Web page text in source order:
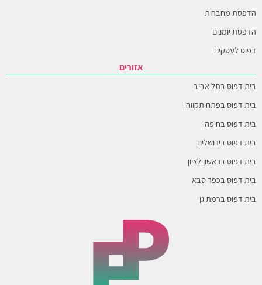
הדפסת מחברות
הדפסת יומנים
דפוס לעסקים
אזורים
בית דפוס בתל אביב
בית דפוס בפתח תקווה
בית דפוס בחיפה
בית דפוס בירושלים
בית דפוס בראשון לציון
בית דפוס בכפר סבא
בית דפוס ברמת גן